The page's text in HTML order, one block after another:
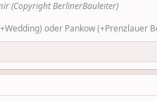
(Copyright BerlinerBauleiter)
oder Pankow (+Prenzlauer